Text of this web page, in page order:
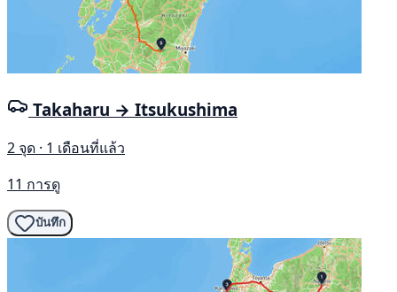
Takaharu → Itsukushima
2 จุด · 1 เดือนที่แล้ว
11 การดู
บันทึก